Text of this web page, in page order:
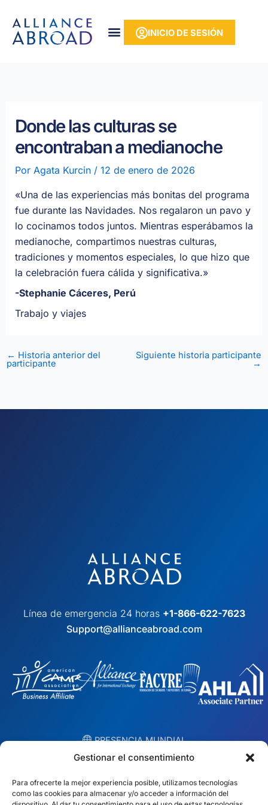
Gestionar el consentimiento
Para ofrecerte la mejor experiencia posible, utilizamos tecnologías
como las cookies para almacenar y/o acceder a información del
contenido
INICIO DE SESIÓN
Donde las culturas se
encontraban a medianoche
Por Agata Kurcin / 12 de enero de 2026
«Una de las experiencias más bonitas del programa
fue durante las Navidades. Nos regalaron un pavo y
lo cocinamos todos juntos. Mientras esperábamos la
medianoche, compartimos nuestras culturas,
tradiciones y momentos especiales, lo que hizo que
la celebración fuera cálida y significativa.»
-Stephanie Cáceres, Perú
Trabajo y viajes
← Historia anterior del
participante
Siguiente historia participante
→
Línea de emergencia 24 horas +1-866-622-7623
Support@allianceabroad.com
︎ PRESENCIA MUNDIAL
Equipos locales en 10 países
EE.UU. Irlanda